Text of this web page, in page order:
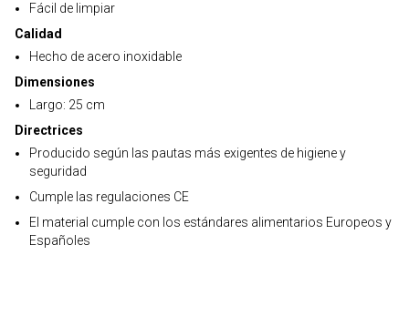
Fácil de limpiar
Calidad
Hecho de acero inoxidable
Dimensiones
Largo: 25 cm
Directrices
Producido según las pautas más exigentes de higiene y
seguridad
Cumple las regulaciones CE
El material cumple con los estándares alimentarios Europeos y
Españoles